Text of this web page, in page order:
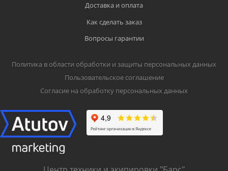
Доставка и оплата
Как сделать заказ
Вопросы гарантии
Политика в области обработки и защиты персональных данных
Пользовательское соглашение
Согласие на обработку персональных данных